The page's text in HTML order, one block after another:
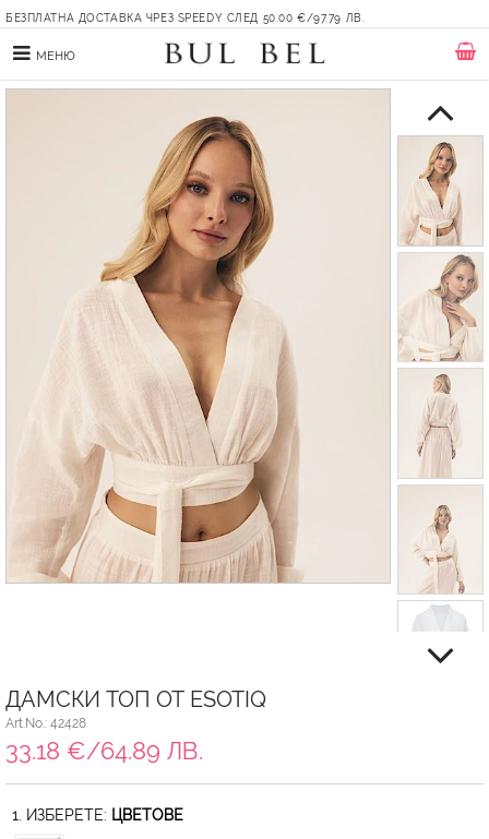
БЕЗПЛАТНА ДОСТАВКА ЧРЕЗ SPEEDY СЛЕД 50.00 €/97.79 ЛВ.
МЕНЮ
ДАМСКИ ТОП ОТ ESOTIQ
Art.No.: 42428
33.18 €/64.89 ЛВ.
1. ИЗБЕРЕТЕ: ЦВЕТОВЕ